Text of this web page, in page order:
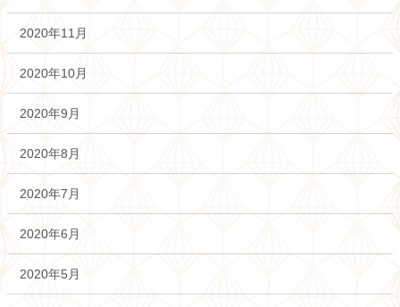
2020年11月
2020年10月
2020年9月
2020年8月
2020年7月
2020年6月
2020年5月